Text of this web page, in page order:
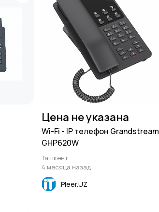
Цена не указана
Wi-Fi - IP телефон Grandstream
GHP620W
Ташкент
4 месяца назад
Pleer.UZ